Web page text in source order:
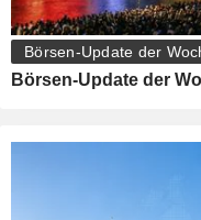
Börsen-Update der
Börsen-Update der